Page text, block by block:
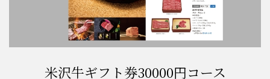
米沢牛ギフト券30000円コース